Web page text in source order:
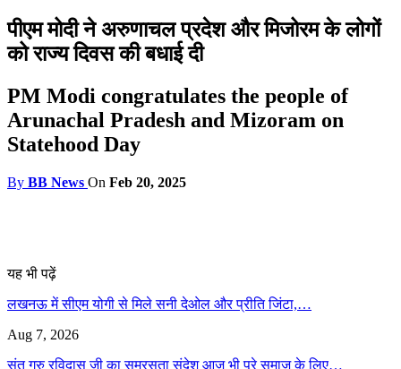
पीएम मोदी ने अरुणाचल प्रदेश और मिजोरम के लोगों
को राज्य दिवस की बधाई दी
PM Modi congratulates the people of
Arunachal Pradesh and Mizoram on
Statehood Day
By BB News On Feb 20, 2025
यह भी पढ़ें
लखनऊ में सीएम योगी से मिले सनी देओल और प्रीति जिंटा,…
Aug 7, 2026
संत गुरु रविदास जी का समरसता संदेश आज भी पूरे समाज के लिए…